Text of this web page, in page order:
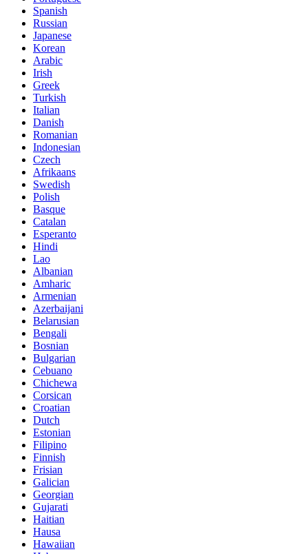
Spanish
Russian
Japanese
Korean
Arabic
Irish
Greek
Turkish
Italian
Danish
Romanian
Indonesian
Czech
Afrikaans
Swedish
Polish
Basque
Catalan
Esperanto
Hindi
Lao
Albanian
Amharic
Armenian
Azerbaijani
Belarusian
Bengali
Bosnian
Bulgarian
Cebuano
Chichewa
Corsican
Croatian
Dutch
Estonian
Filipino
Finnish
Frisian
Galician
Georgian
Gujarati
Haitian
Hausa
Hawaiian